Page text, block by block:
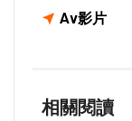
Av影片
相關閱讀